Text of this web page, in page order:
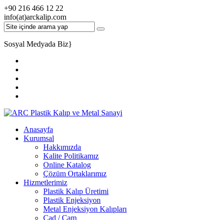
+90 216 466 12 22
info(at)arckalip.com
Sosyal Medyada Biz}
Anasayfa
Kurumsal
Hakkımızda
Kalite Politikamız
Online Katalog
Çözüm Ortaklarımız
Hizmetlerimiz
Plastik Kalıp Üretimi
Plastik Enjeksiyon
Metal Enjeksiyon Kalıpları
Cad / Cam